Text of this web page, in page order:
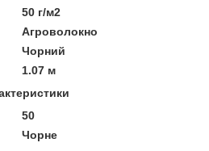
50 г/м2
Агроволокно
Чорний
1.07 м
50
Чорне